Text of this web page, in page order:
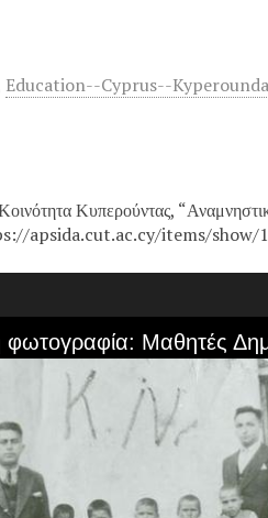
Education--Cyprus--
Κυπερούντας,
apsida.cut.ac.cy/items/show/
φωτογραφία: Μαθητές